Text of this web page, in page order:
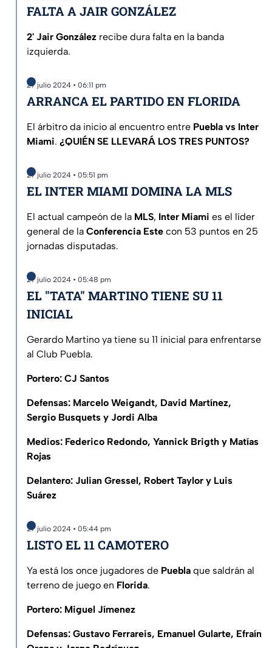
FALTA A JAIR GONZÁLEZ
2' Jair González recibe dura falta en la banda
izquierda.
27 julio 2024 • 06:11 pm
ARRANCA EL PARTIDO EN FLORIDA
El árbitro da inicio al encuentro entre Puebla vs Inter
Miami. ¿QUIÉN SE LLEVARÁ LOS TRES PUNTOS?
27 julio 2024 • 05:51 pm
EL INTER MIAMI DOMINA LA MLS
El actual campeón de la MLS, Inter Miami es el líder
general de la Conferencia Este con 53 puntos en 25
jornadas disputadas.
27 julio 2024 • 05:48 pm
EL "TATA" MARTINO TIENE SU 11
INICIAL
Gerardo Martino ya tiene su 11 inicial para enfrentarse
al Club Puebla.
Portero: CJ Santos
Defensas: Marcelo Weigandt, David Martínez,
Sergio Busquets y Jordi Alba
Medios: Federico Redondo, Yannick Brigth y Matías
Rojas
Delantero: Julian Gressel, Robert Taylor y Luis
Suárez
27 julio 2024 • 05:44 pm
LISTO EL 11 CAMOTERO
Ya está los once jugadores de Puebla que saldrán al
terreno de juego en Florida.
Portero: Miguel Jímenez
Defensas: Gustavo Ferrareis, Emanuel Gularte, Efraín